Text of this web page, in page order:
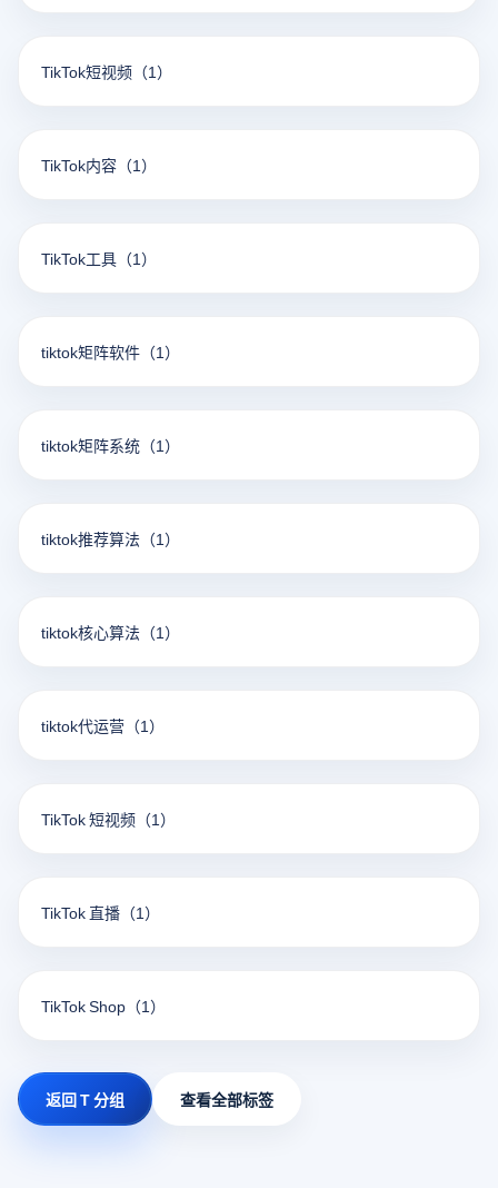
TikTok短视频 （1）
TikTok内容 （1）
TikTok工具 （1）
tiktok矩阵软件 （1）
tiktok矩阵系统 （1）
tiktok推荐算法 （1）
tiktok核心算法 （1）
tiktok代运营 （1）
TikTok 短视频 （1）
TikTok 直播 （1）
TikTok Shop （1）
返回 T 分组 查看全部标签